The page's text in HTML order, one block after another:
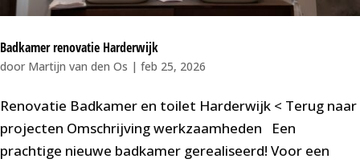
Badkamer renovatie Harderwijk
door Martijn van den Os | feb 25, 2026
Renovatie Badkamer en toilet Harderwijk < Terug naar
projecten Omschrijving werkzaamheden Een
prachtige nieuwe badkamer gerealiseerd! Voor een